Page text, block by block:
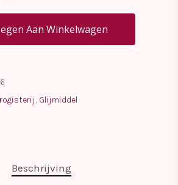
Aan Winkelwagen
, Glijmiddel
Beschrijving